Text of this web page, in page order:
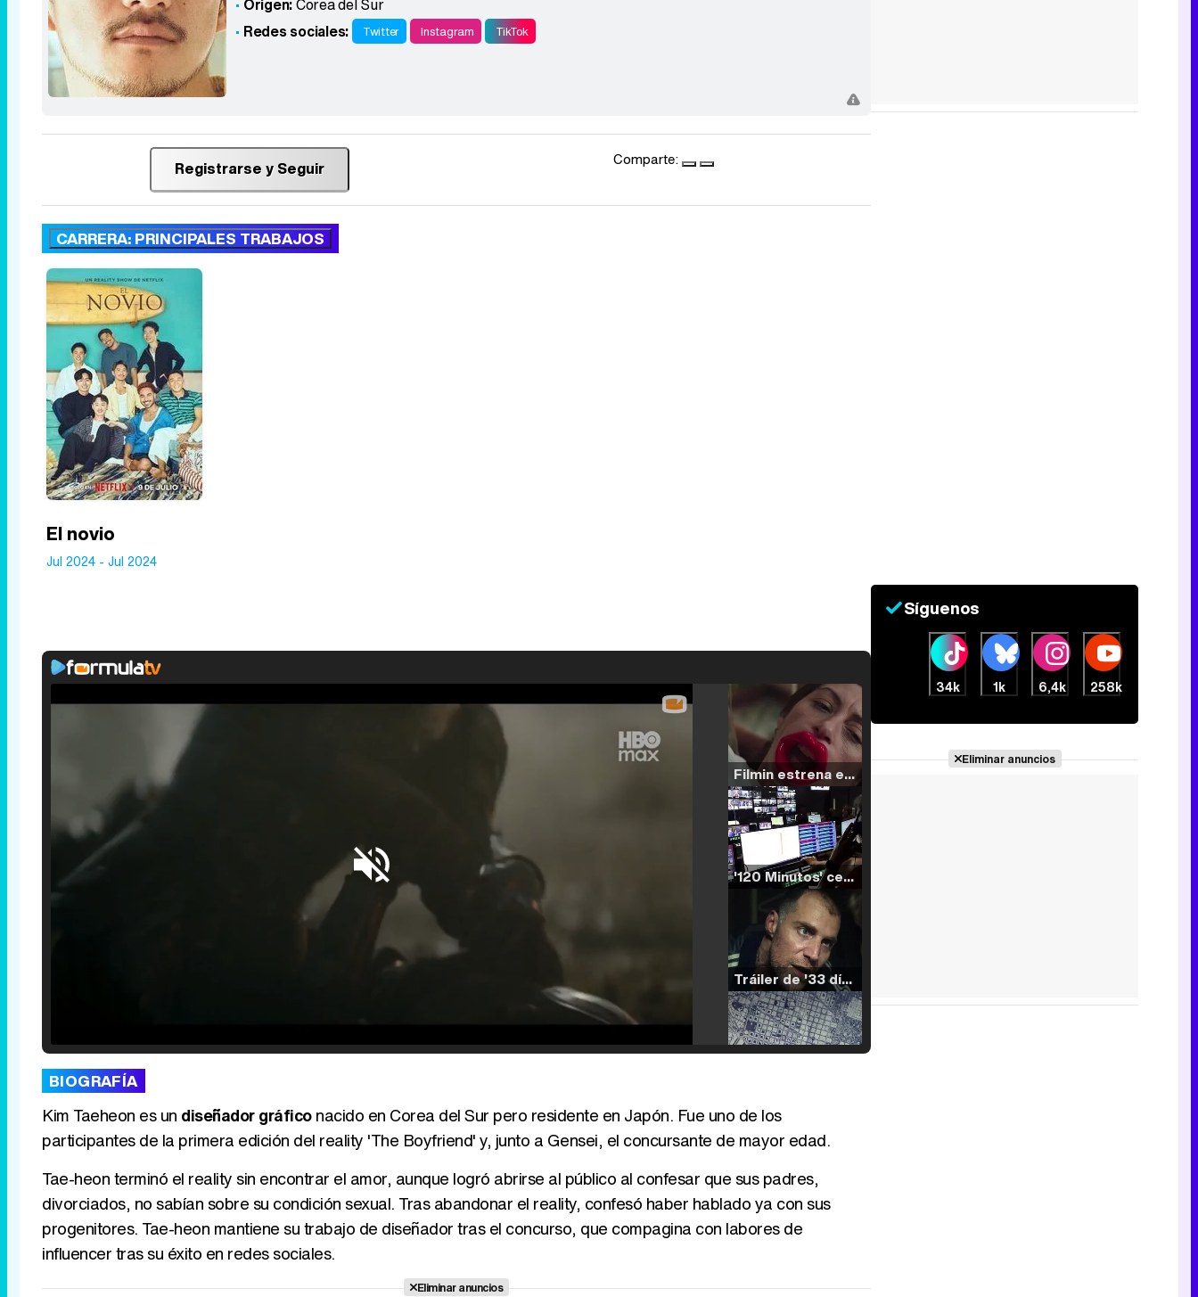
Origen:Corea del Sur
Redes sociales:
Twitter Instagram TikTok
Comparte:
Registrarse y Seguir
CARRERA: PRINCIPALES TRABAJOS
El novio
Jul 2024 - Jul 2024
Filmin estrena el tráiler de 'Millennial Mal', su nueva comedia universitaria de la mano de Lorena Iglesias
'120 Minutos' celebra sus 2.000 programas en Telemadrid con un vídeo del día a día en la redacción
Tráiler de '33 días', la nueva serie de Atresplayer con Julián Villagrán y José Manuel Poga
Canción ganadora de Eurovisión 2026: DARA con "Bangaranga" por Bulgaria
BIOGRAFÍA
Kim Taeheon es un diseñador gráficonacido en Corea del Sur pero residente en Japón. Fue uno de los
participantes de la primera edición del reality 'The Boyfriend' y, junto a Gensei, el concursante de mayor edad.
Tae-heon terminó el reality sin encontrar el amor, aunque logró abrirse al público al confesar que sus padres,
divorciados, no sabían sobre su condición sexual. Tras abandonar el reality, confesó haber hablado ya con sus
progenitores. Tae-heon mantiene su trabajo de diseñador tras el concurso, que compagina con labores de
influencer tras su éxito en redes sociales.
Eliminar anuncios
Síguenos
34k 1k 6,4k 258k
Eliminar anuncios